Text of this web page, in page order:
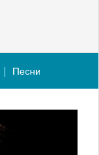
Песни